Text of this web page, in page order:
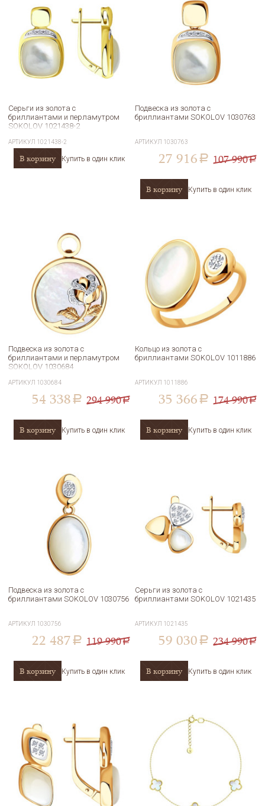
Серьги из золота с
бриллиантами и перламутром
SOKOLOV 1021438-2
АРТИКУЛ 1021438-2
В корзину Купить в один клик
Подвеска из золота с
бриллиантами SOKOLOV 1030763
АРТИКУЛ 1030763
27 916 a 107 990a
В корзину Купить в один клик
Подвеска из золота с
бриллиантами и перламутром
SOKOLOV 1030684
АРТИКУЛ 1030684
54 338 a 294 990a
В корзину Купить в один клик
Кольцо из золота с
бриллиантами SOKOLOV 1011886
АРТИКУЛ 1011886
35 366 a 174 990a
В корзину Купить в один клик
Подвеска из золота с
бриллиантами SOKOLOV 1030756
АРТИКУЛ 1030756
22 487 a 119 990a
В корзину Купить в один клик
Серьги из золота с
бриллиантами SOKOLOV 1021435
АРТИКУЛ 1021435
59 030 a 234 990a
В корзину Купить в один клик